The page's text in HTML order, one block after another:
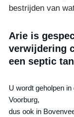
bestrijden van
Arie is
verwijdering
een septic
U wordt geholpen
Voorburg,
dus ook in